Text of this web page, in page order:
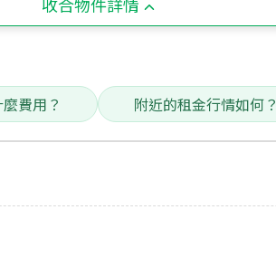
費用？ 附近的租金行情如何？